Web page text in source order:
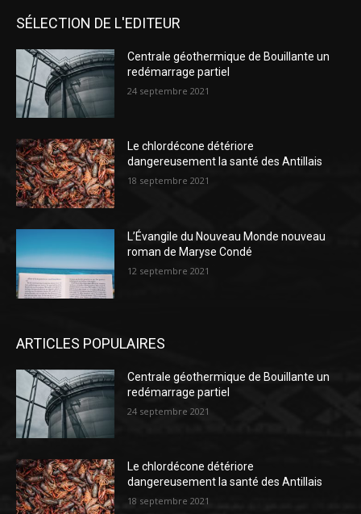
SÉLECTION DE L'EDITEUR
Centrale géothermique de Bouillante un
redémarrage partiel
24 septembre 2021
Le chlordécone détériore
dangereusement la santé des Antillais
18 septembre 2021
L’Évangile du Nouveau Monde nouveau
roman de Maryse Condé
12 septembre 2021
ARTICLES POPULAIRES
Centrale géothermique de Bouillante un
redémarrage partiel
24 septembre 2021
Le chlordécone détériore
dangereusement la santé des Antillais
18 septembre 2021